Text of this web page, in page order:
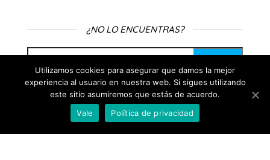
¿NO LO ENCUENTRAS?
Funciona gracias aWordPress |Tema:
Utilizamos cookies para asegurar que damos la mejor
experiencia al usuario en nuestra web. Si sigues utilizando
este sitio asumiremos que estás de acuerdo.
Vale
Política de privacidad